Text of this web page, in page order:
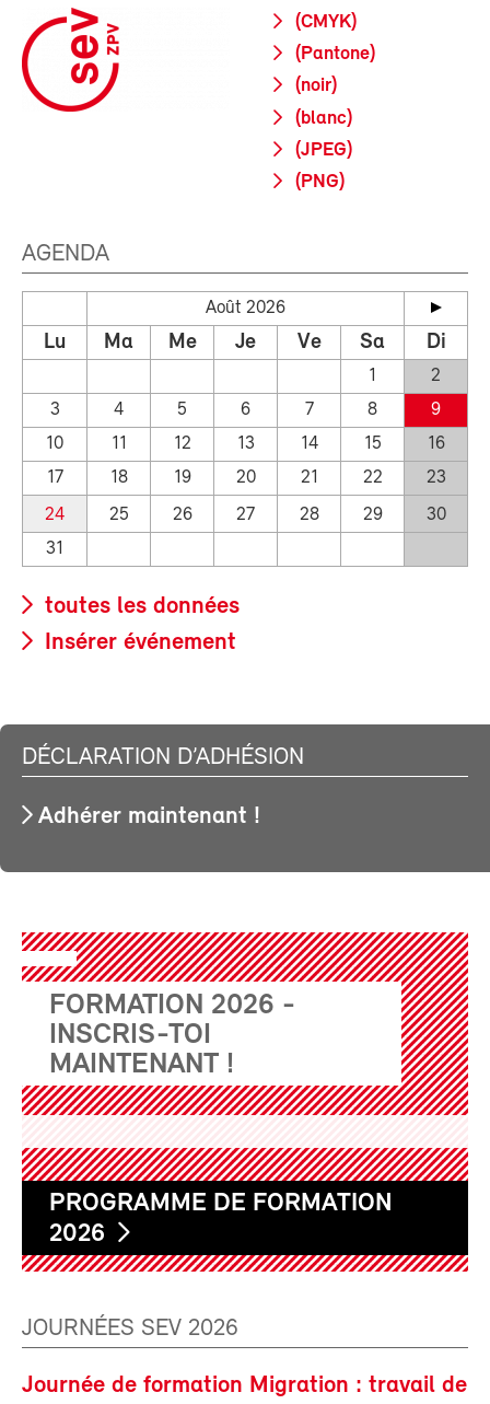
(CMYK)
(Pantone)
(noir)
(blanc)
(JPEG)
(PNG)
AGENDA
Août 2026
Lu Ma Me Je Ve Sa Di
1
2
3
4 5 6 7 8
9
10
11 12 13 14 15
16
17
18 19 20 21 22
23
24
25 26 27 28 29
30
31
toutes les données
Insérer événement
DÉCLARATION D’ADHÉSION
Adhérer maintenant !
FORMATION 2026 -
INSCRIS-TOI
MAINTENANT !
PROGRAMME DE FORMATION
2026
JOURNÉES SEV 2026
Journée de formation Migration : travail de